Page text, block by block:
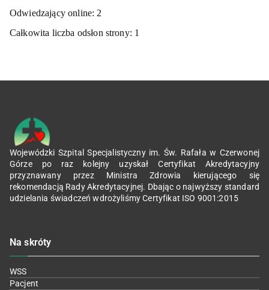
Odwiedzający online: 2
Całkowita liczba odsłon strony: 1
Wojewódzki Szpital Specjalistyczny im. Św. Rafała w Czerwonej
Górze po raz kolejny uzyskał Certyfikat Akredytacyjny
przyznawany przez Ministra Zdrowia kierującego się
rekomendacją Rady Akredytacyjnej. Dbając o najwyższy standard
udzielania świadczeń wdrożyliśmy Certyfikat ISO 9001:2015
Na skróty
WSS
Pacjent